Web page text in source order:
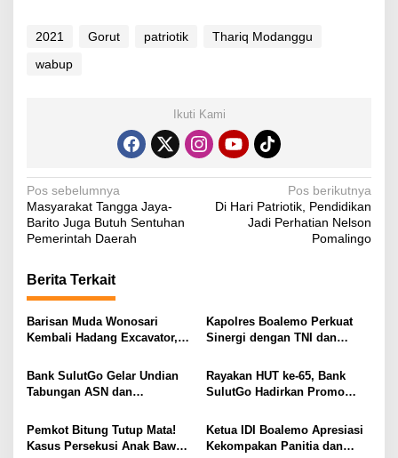
2021 Gorut patriotik
Thariq Modanggu
wabup
Ikuti Kami
N
a
v
i
g
a
s
i
p
o
s
Pos sebelumnya
Masyarakat Tangga Jaya-
Barito Juga Butuh Sentuhan
Pemerintah Daerah
Pos berikutnya
Di Hari Patriotik, Pendidikan
Jadi Perhatian Nelson
Pomalingo
Berita Terkait
Barisan Muda Wonosari
Kembali Hadang Excavator,
Dipulangkan
Kapolres Boalemo Perkuat
Sinergi dengan TNI dan
Silaturahmi
Bank SulutGo Gelar Undian
Tabungan ASN dan
dan 51 Sepeda Motor
Rayakan HUT ke-65, Bank
SulutGo Hadirkan Promo
ASN, PPPK, dan Pensiunan
Pemkot Bitung Tutup Mata!
Kasus Persekusi Anak Bawah
Ketua IDI Boalemo Apresiasi
Kekompakan Panitia dan